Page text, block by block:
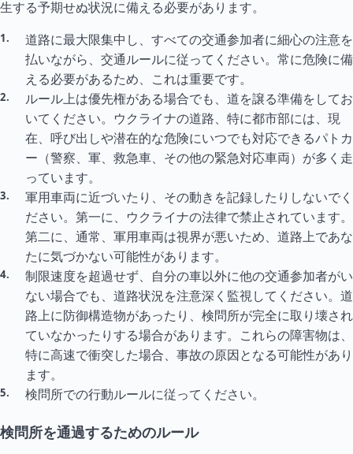
生する予期せぬ状況に備える必要があります。
道路に最大限集中し、すべての交通参加者に細心の注意を
払いながら、交通ルールに従ってください。常に危険に備
える必要があるため、これは重要です。
ルール上は優先権がある場合でも、道を譲る準備をしてお
いてください。ウクライナの道路、特に都市部には、現
在、呼び出しや潜在的な危険にいつでも対応できるパトカ
ー（警察、軍、救急車、その他の緊急対応車両）が多く走
っています。
軍用車両に近づいたり、その動きを記録したりしないでく
ださい。第一に、ウクライナの法律で禁止されています。
第二に、通常、軍用車両は視界が悪いため、道路上であな
たに気づかない可能性があります。
制限速度を超過せず、自分の車以外に他の交通参加者がい
ない場合でも、道路状況を注意深く監視してください。道
路上に防御構造物があったり、検問所が完全に取り壊され
ていなかったりする場合があります。これらの障害物は、
特に高速で衝突した場合、事故の原因となる可能性があり
ます。
検問所での行動ルールに従ってください。
検問所を通過するためのルール